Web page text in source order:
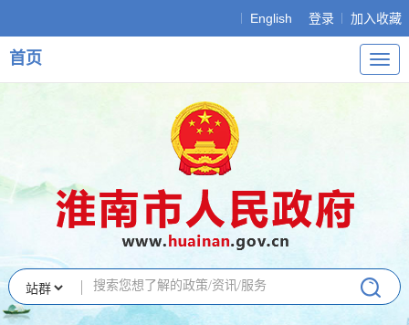
English 登录 加入收藏
导
航
首页